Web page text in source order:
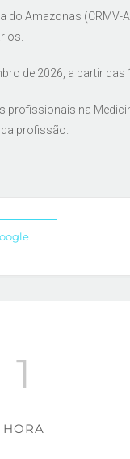
do Amazonas (CRMV-
de 2026, a partir das
profissionais na
profissão.
1
HORA